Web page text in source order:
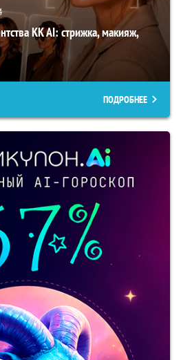
KK AI: стрижка, макияж,
ПОДРОБНЕЕ